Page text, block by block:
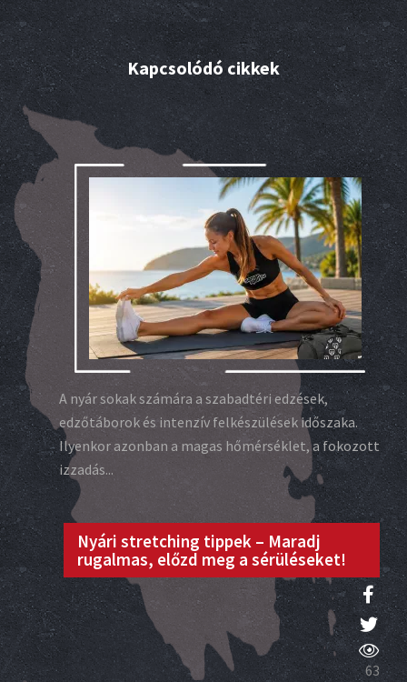
Kapcsolódó cikkek
A nyár sokak számára a szabadtéri edzések,
edzőtáborok és intenzív felkészülések időszaka.
Ilyenkor azonban a magas hőmérséklet, a fokozott
izzadás...
Nyári stretching tippek – Maradj
rugalmas, előzd meg a sérüléseket!
63